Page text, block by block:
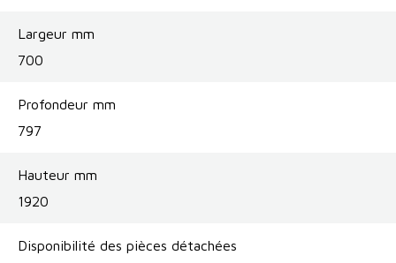
Largeur mm
700
Profondeur mm
797
Hauteur mm
1920
Disponibilité des pièces détachées